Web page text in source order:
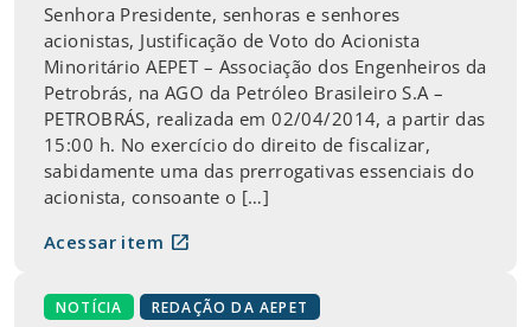
Senhora Presidente, senhoras e senhores
acionistas, Justificação de Voto do Acionista
Minoritário AEPET – Associação dos Engenheiros da
Petrobrás, na AGO da Petróleo Brasileiro S.A –
PETROBRÁS, realizada em 02/04/2014, a partir das
15:00 h. No exercício do direito de fiscalizar,
sabidamente uma das prerrogativas essenciais do
acionista, consoante o […]
Acessar item open_in_new
NOTÍCIA REDAÇÃO DA AEPET